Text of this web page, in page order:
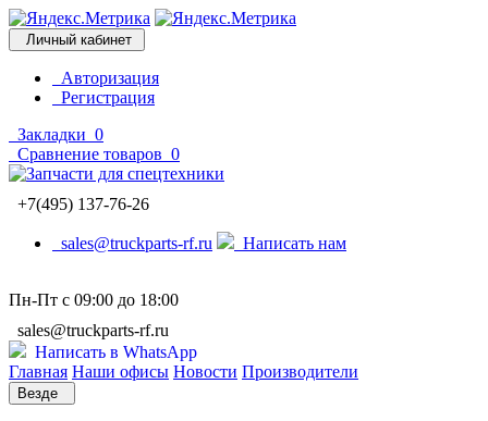
Личный кабинет
Авторизация
Регистрация
Закладки 0
Сравнение товаров 0
+7(495) 137-76-26
sales@truckparts-rf.ru Написать нам
Пн-Пт с 09:00 до 18:00
sales@truckparts-rf.ru
Написать в WhatsApp
Главная Наши офисы Новости Производители
Везде